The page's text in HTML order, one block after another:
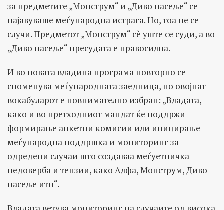
за предметите „Монструм“ и „Диво насеље“ се
најавуваше меѓународна истрага. Но, тоа не се
случи. Предметот „Монструм“ сè уште се суди, а во
„Диво насеље“ пресудата е правосилна.
И во новата владина програма повторно се
споменува меѓународната заедница, но овојпат
вокабуларот е повнимателно избран: „Владата,
како и во претходниот мандат ќе поддржи
формирање анкетни комисии или иницирање
меѓународна поддршка и мониторинг за
одредени случаи што создаваа меѓуетничка
недоверба и тензии, како Алфа, Монструм, Диво
насеље итн“.